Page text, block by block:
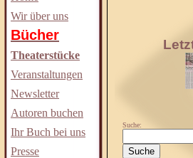
Wir über uns
Bücher
Theaterstücke
Veranstaltungen
Newsletter
Autoren buchen
Ihr Buch bei uns
Presse
Suche: